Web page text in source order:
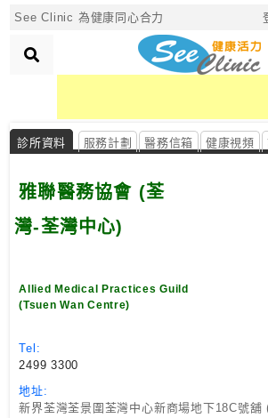
See Clinic 為健康同心合力
所
類
搜
所
按
區
搜
尋
診所資料 服務計劃 醫務信箱 健康視頻
雅聯醫務協會 (荃
灣-荃灣中心)
Allied Medical Practices Guild
(Tsuen Wan Centre)
Tel:
2499 3300
地址:
新界荃灣荃景圍荃灣中心新商場地下18C號舖